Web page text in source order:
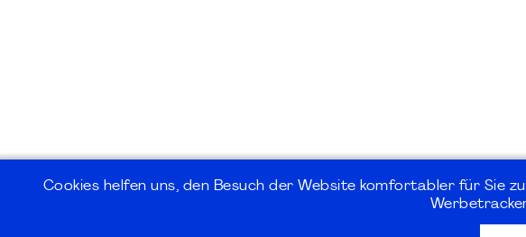
Cookies helfen uns, den Besuch der Website komfortabler für Sie